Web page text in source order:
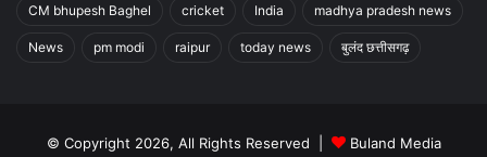
CM bhupesh Baghel cricket India madhya pradesh news
News pm modi raipur today news बुलंद छत्तीसगढ़
© Copyright 2026, All Rights Reserved | Buland Media